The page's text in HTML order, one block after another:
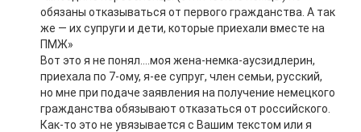
обязаны отказываться от первого гражданства. А так
же — их супруги и дети, которые приехали вместе на
ПМЖ»
Вот это я не понял….моя жена-немка-аусзидлерин,
приехала по 7-ому, я-ее супруг, член семьи, русский,
но мне при подаче заявления на получение немецкого
гражданства обязывают отказаться от российского.
Как-то это не увязывается с Вашим текстом или я